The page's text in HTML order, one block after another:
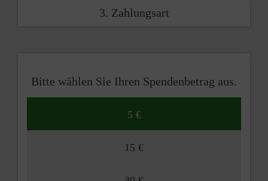
3. Zahlungsart
Bitte wählen Sie Ihren Spendenbetrag aus.
5 €
15 €